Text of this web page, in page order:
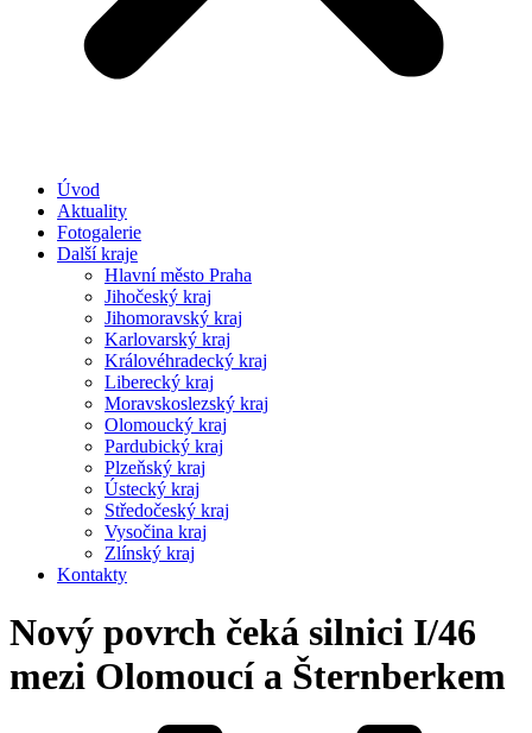
Úvod
Aktuality
Fotogalerie
Další kraje
Hlavní město Praha
Jihočeský kraj
Jihomoravský kraj
Karlovarský kraj
Královéhradecký kraj
Liberecký kraj
Moravskoslezský kraj
Olomoucký kraj
Pardubický kraj
Plzeňský kraj
Ústecký kraj
Středočeský kraj
Vysočina kraj
Zlínský kraj
Kontakty
Nový povrch čeká silnici I/46
mezi Olomoucí a Šternberkem